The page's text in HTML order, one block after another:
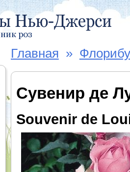
Главная »
Сувенир де
Souvenir de